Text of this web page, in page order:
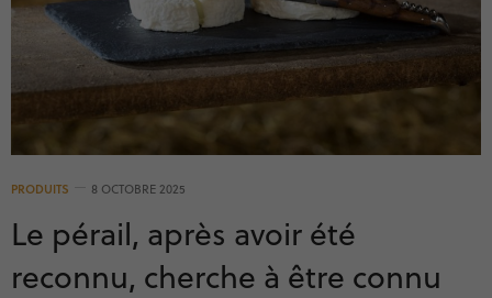
PRODUITS 8 OCTOBRE 2025
Le pérail, après avoir été
reconnu, cherche à être connu